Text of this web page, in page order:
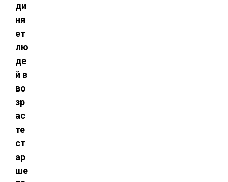
ди
ня
ет
лю
де
й в
во
зр
ас
те
ст
ар
ше